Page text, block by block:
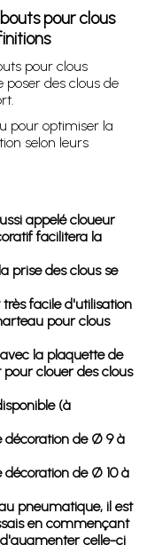
pour clous
pour clous
poser des clous de
pour optimiser la
selon leurs
appelé cloueur
facilitera la
prise des clous se
facile d'utilisation
pour clous
la plaquette de
clouer des clous
(à
décoration de Ø 9 à
de Ø 10 à
pneumatique, il est
en commençant
celle-ci